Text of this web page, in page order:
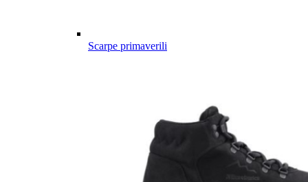
Scarpe primaverili